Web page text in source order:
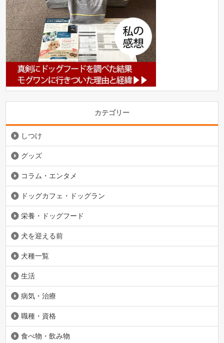
カテゴリー
しつけ
グッズ
コラム・エンタメ
ドッグカフェ・ドッグラン
栄養・ドッグフード
犬を迎える前
犬種一覧
生活
病気・治療
職種・資格
食べ物・飲み物